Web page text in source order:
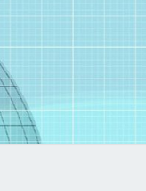
Na
Nr 4 W